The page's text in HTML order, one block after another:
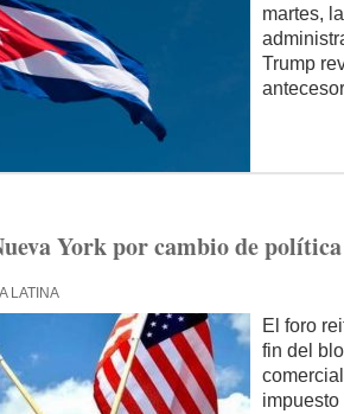
martes,
Trump
York por cambio de
LATINA
El foro
fin del